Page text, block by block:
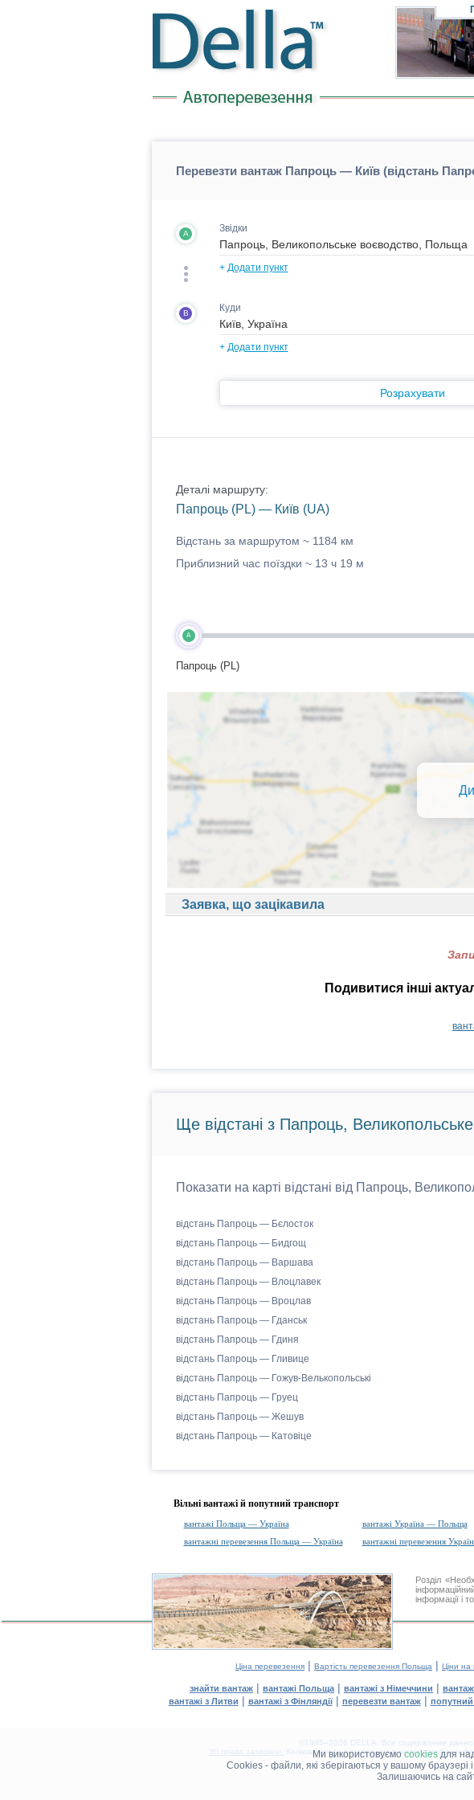
Ми використовуємо cookiesдля
Cookies - файли, які зберігаються у вашому браузері
Залишаючись на
Перевезти вантаж Папроць — Київ (відстань
A Звідки
+ Додати пункт
B Куди
+ Додати пункт
Розрахувати
Деталі маршруту:
Папроць (PL) — Київ (UA)
Відстань за маршрутом ~ 1184 км
Приблизний час поїздки ~ 13 ч 19 м
A
Папроць (PL)
Заявка, що зацікавила
Подивитися інші
Ще відстані з Папроць,
Показати на карті відстані від Папроць,
відстань Папроць — Бєлосток
відстань Папроць — Бидгощ
відстань Папроць — Варшава
відстань Папроць — Влоцлавек
відстань Папроць — Вроцлав
відстань Папроць — Гданськ
відстань Папроць — Гдиня
відстань Папроць — Гливице
відстань Папроць — Гожув-Велькопольські
відстань Папроць — Груец
відстань Папроць — Жешув
відстань Папроць — Катовіце
Вільні вантажі й попутний транспорт
вантажі Польща — Україна вантажі Україна — Польща
вантажні перевезення Польща — Україна
вантажні перевезення
Розділ
інформації і
Ціна перевезення | Вартість перевезення Польща | Ціни на
знайти вантаж | вантажі Польща | вантажі з Німеччини |
вантажі з Литви | вантажі з Фінляндії| перевезти вантаж|
©1995–2026 DELLA. Все содержание
Усі права захищені.
Копіювання та розміщення в інших засобах